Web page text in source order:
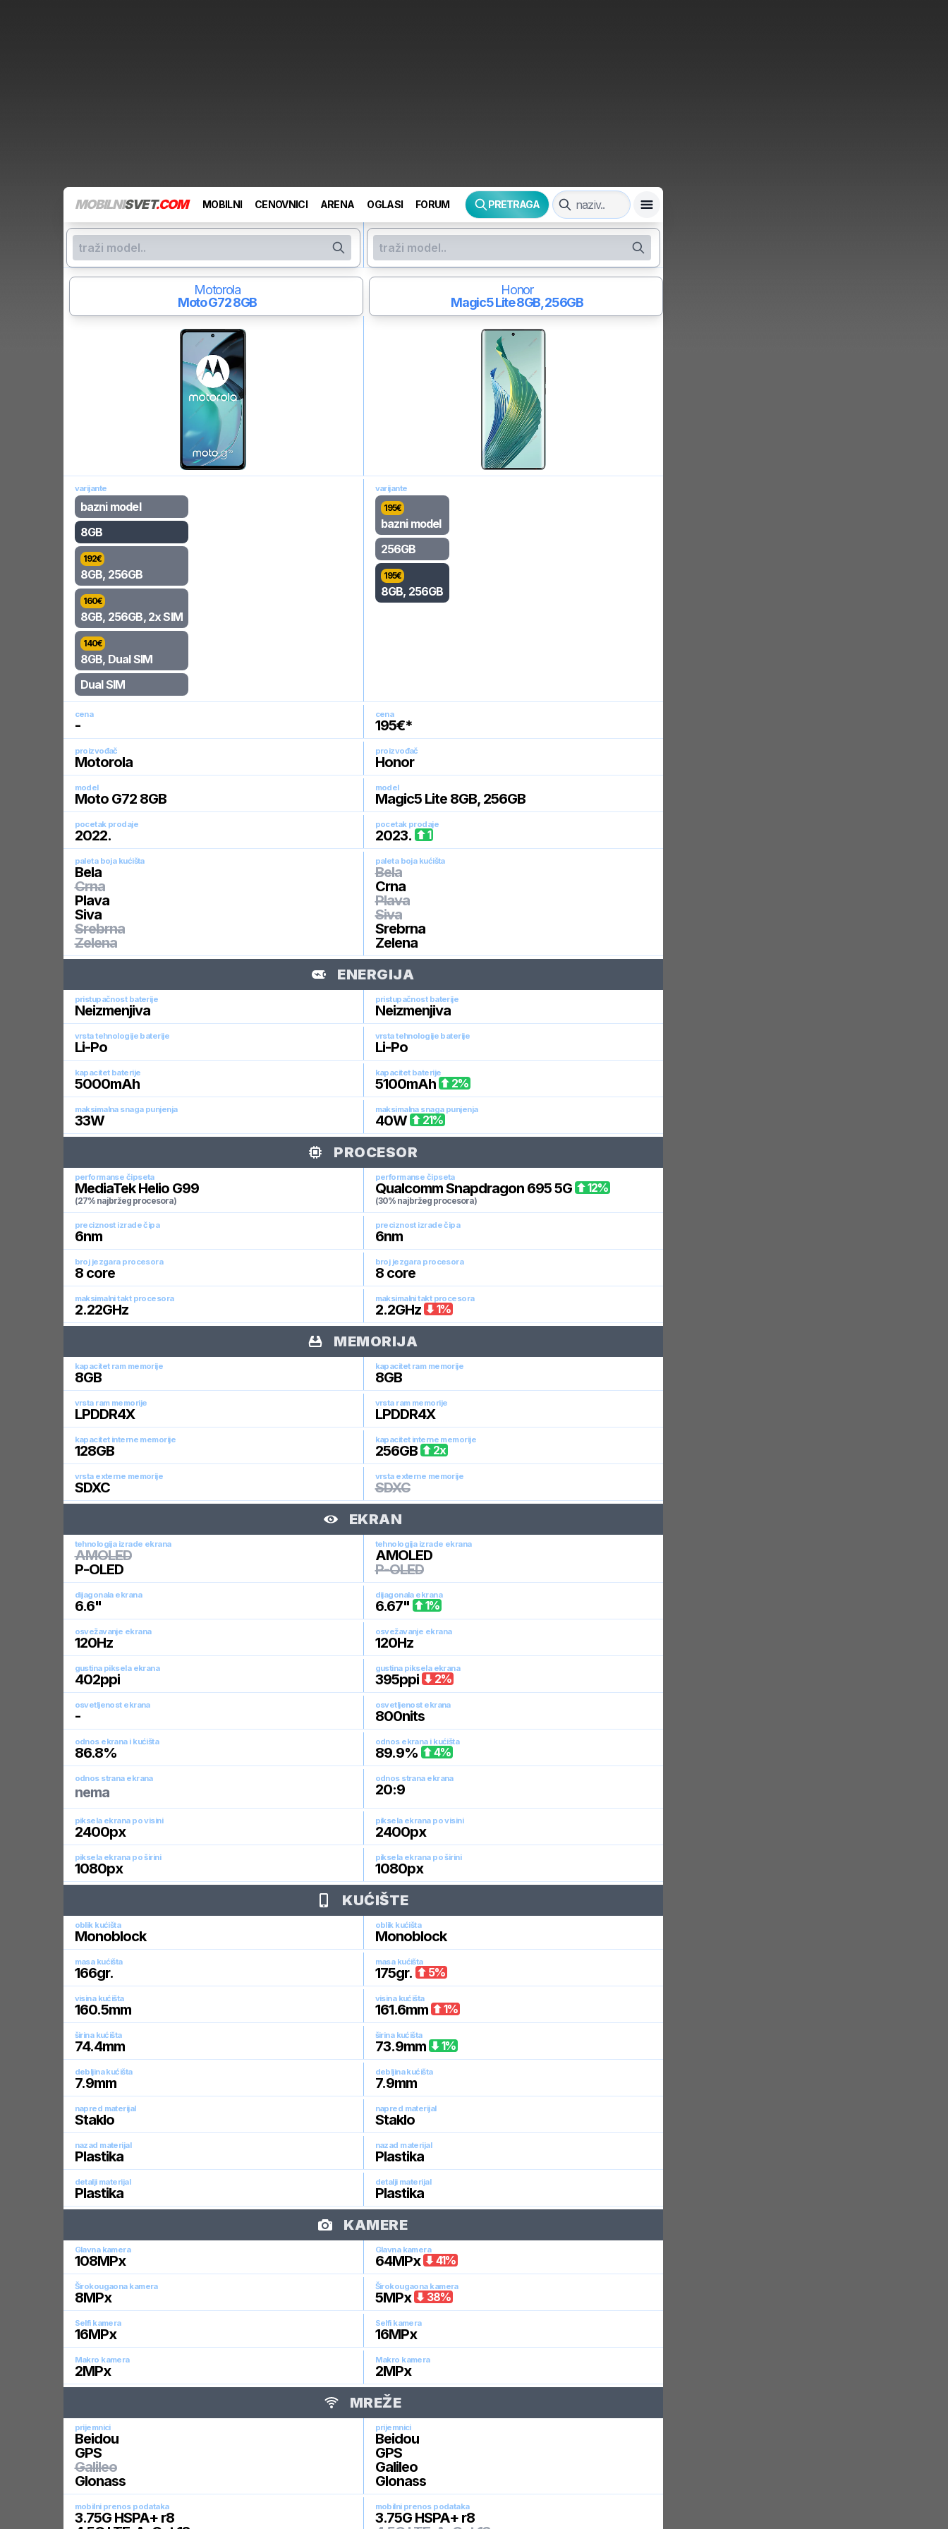
MOBILNISVET.COM MOBILNI CENOVNICI ARENA OGLASI FORUM PRETRAGA
Motorola
Moto G728GB
Honor
Magic5 Lite8GB, 256GB
varijante
bazni model
8GB
192€
8GB, 256GB
160€
8GB, 256GB, 2x SIM
140€
8GB, Dual SIM
Dual SIM
varijante
195€
bazni model
256GB
195€
8GB, 256GB
cena
-
cena
195€*
proizvođač
Motorola
proizvođač
Honor
model
Moto G72 8GB
model
Magic5 Lite 8GB, 256GB
pocetak prodaje
2022.
pocetak prodaje
2023. 1
paleta boja kućišta
Bela
Crna
Plava
Siva
Srebrna
Zelena
paleta boja kućišta
Bela
Crna
Plava
Siva
Srebrna
Zelena
ENERGIJA
pristupačnost baterije
Neizmenjiva
pristupačnost baterije
Neizmenjiva
vrsta tehnologije baterije
Li-Po
vrsta tehnologije baterije
Li-Po
kapacitet baterije
5000mAh
kapacitet baterije
5100mAh 2%
maksimalna snaga punjenja
33W
maksimalna snaga punjenja
40W 21%
PROCESOR
performanse čipseta
MediaTek Helio G99
(27% najbržeg procesora)
performanse čipseta
Qualcomm Snapdragon 695 5G
(30% najbržeg procesora)
12%
preciznost izrade čipa
6nm
preciznost izrade čipa
6nm
broj jezgara procesora
8core
broj jezgara procesora
8core
maksimalni takt procesora
2.22GHz
maksimalni takt procesora
2.2GHz 1%
MEMORIJA
kapacitet ram memorije
8GB
kapacitet ram memorije
8GB
vrsta ram memorije
LPDDR4X
vrsta ram memorije
LPDDR4X
kapacitet interne memorije
128GB
kapacitet interne memorije
256GB 2x
vrsta externe memorije
SDXC
vrsta externe memorije
SDXC
EKRAN
tehnologija izrade ekrana
AMOLED
P-OLED
tehnologija izrade ekrana
AMOLED
P-OLED
dijagonala ekrana
6.6"
dijagonala ekrana
6.67" 1%
osvežavanje ekrana
120Hz
osvežavanje ekrana
120Hz
gustina piksela ekrana
402ppi
gustina piksela ekrana
395ppi 2%
osvetljenost ekrana
-
osvetljenost ekrana
800nits
odnos ekrana i kućišta
86.8%
odnos ekrana i kućišta
89.9% 4%
odnos strana ekrana
nema
odnos strana ekrana
20:9
piksela ekrana po visini
2400px
piksela ekrana po visini
2400px
piksela ekrana po širini
1080px
piksela ekrana po širini
1080px
KUĆIŠTE
oblik kućišta
Monoblock
oblik kućišta
Monoblock
masa kućišta
166gr.
masa kućišta
175gr. 5%
visina kućišta
160.5mm
visina kućišta
161.6mm 1%
širina kućišta
74.4mm
širina kućišta
73.9mm 1%
debljina kućišta
7.9mm
debljina kućišta
7.9mm
napred materijal
Staklo
napred materijal
Staklo
nazad materijal
Plastika
nazad materijal
Plastika
detalji materijal
Plastika
detalji materijal
Plastika
KAMERE
Glavna kamera
108MPx
Glavna kamera
64MPx 41%
Širokougaona kamera
8MPx
Širokougaona kamera
5MPx 38%
Selfi kamera
16MPx
Selfi kamera
16MPx
Makro kamera
2MPx
Makro kamera
2MPx
MREŽE
prijemnici
Beidou
GPS
Galileo
Glonass
prijemnici
Beidou
GPS
Galileo
Glonass
mobilni prenos podataka
3.75G HSPA+ r8
mobilni prenos podataka
3.75G HSPA+ r8